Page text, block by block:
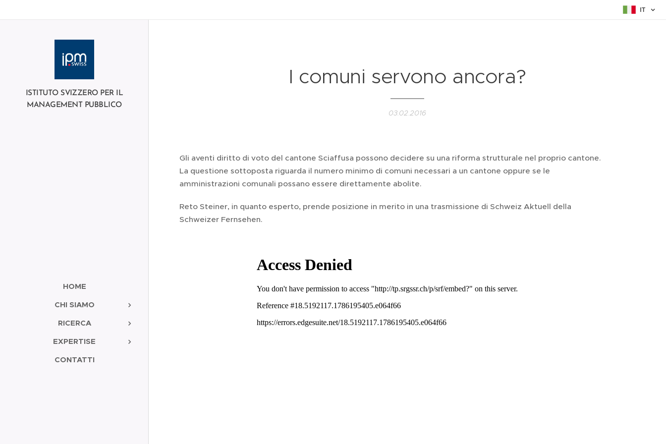
IT
ISTITUTO SVIZZERO PER IL
MANAGEMENT PUBBLICO
HOME
CHI SIAMO
RICERCA
EXPERTISE
CONTATTI
I comuni servono ancora?
03.02.2016
Gli aventi diritto di voto del cantone Sciaffusa possono decidere su una riforma strutturale nel proprio cantone.
La questione sottoposta riguarda il numero minimo di comuni necessari a un cantone oppure se le
amministrazioni comunali possano essere direttamente abolite.
Reto Steiner, in quanto esperto, prende posizione in merito in una trasmissione di Schweiz Aktuell della
Schweizer Fernsehen.